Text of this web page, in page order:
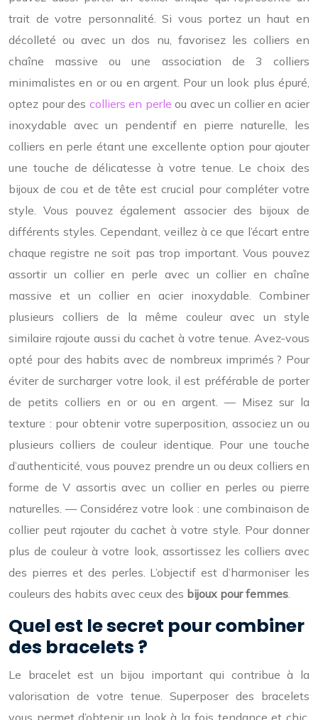
trait de votre personnalité. Si vous portez un haut en
décolleté ou avec un dos nu, favorisez les colliers en
chaîne massive ou une association de 3 colliers
minimalistes en or ou en argent. Pour un look plus épuré,
optez pour des colliers en perle ou avec un collier en acier
inoxydable avec un pendentif en pierre naturelle, les
colliers en perle étant une excellente option pour ajouter
une touche de délicatesse à votre tenue. Le choix des
bijoux de cou et de tête est crucial pour compléter votre
style. Vous pouvez également associer des bijoux de
différents styles. Cependant, veillez à ce que l’écart entre
chaque registre ne soit pas trop important. Vous pouvez
assortir un collier en perle avec un collier en chaîne
massive et un collier en acier inoxydable. Combiner
plusieurs colliers de la même couleur avec un style
similaire rajoute aussi du cachet à votre tenue. Avez-vous
opté pour des habits avec de nombreux imprimés ? Pour
éviter de surcharger votre look, il est préférable de porter
de petits colliers en or ou en argent. — Misez sur la
texture : pour obtenir votre superposition, associez un ou
plusieurs colliers de couleur identique. Pour une touche
d’authenticité, vous pouvez prendre un ou deux colliers en
forme de V assortis avec un collier en perles ou pierre
naturelles. — Considérez votre look : une combinaison de
collier peut rajouter du cachet à votre style. Pour donner
plus de couleur à votre look, assortissez les colliers avec
des pierres et des perles. L’objectif est d’harmoniser les
couleurs des habits avec ceux des bijoux pour femmes.
Quel est le secret pour combiner
des bracelets ?
Le bracelet est un bijou important qui contribue à la
valorisation de votre tenue. Superposer des bracelets
vous permet d’obtenir un look à la fois tendance et chic.